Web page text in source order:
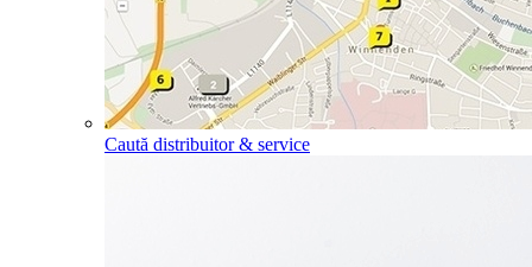
Caută distribuitor & service